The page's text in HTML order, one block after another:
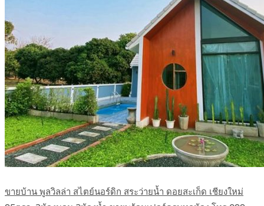
ขายบ้าน พูลวิลล่า สไตย์นอร์ดิก สระว่ายน้ำ ดอยสะเก็ด เชียงใหม่